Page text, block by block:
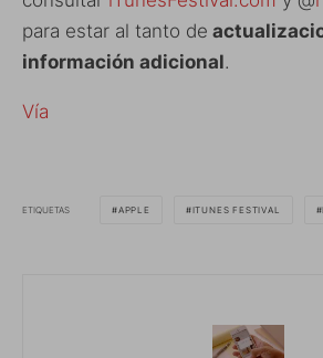
para estar al tanto de
información adicional.
Vía
ETIQUETAS APPLE ITUNES FESTIVAL